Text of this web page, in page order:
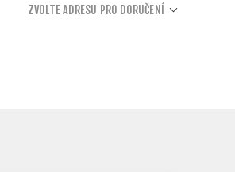
ZVOLTE ADRESU PRO DORUČENÍ